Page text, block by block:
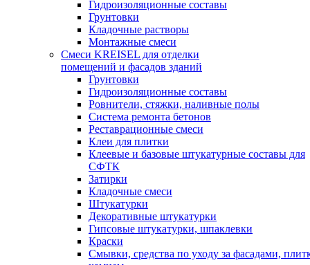
Гидроизоляционные составы
Грунтовки
Кладочные растворы
Монтажные смеси
Смеси KREISEL для отделки
помещений и фасадов зданий
Грунтовки
Гидроизоляционные составы
Ровнители, стяжки, наливные полы
Cистема ремонта бетонов
Реставрационные смеси
Клеи для плитки
Клеевые и базовые штукатурные составы для
СФТК
Затирки
Кладочные смеси
Штукатурки
Декоративные штукатурки
Гипсовые штукатурки, шпаклевки
Краски
Смывки, средства по уходу за фасадами,